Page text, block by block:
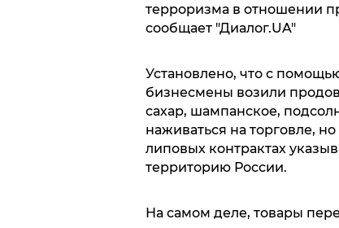
терроризма в отношении
сообщает "Диалог.UA"
Установлено, что с
бизнесмены возили
сахар, шампанское,
наживаться на торговле,
липовых контрактах
территорию России.
На самом деле, товары